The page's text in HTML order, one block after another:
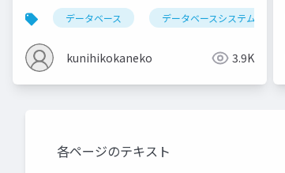
データベース データベースシステム
kunihikokaneko 3.9K
各ページのテキスト